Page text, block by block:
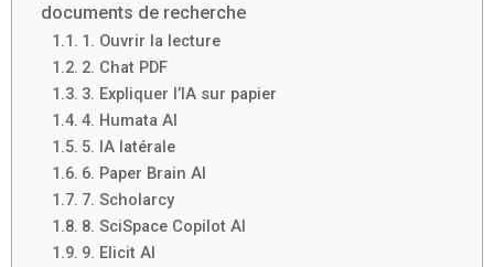
documents de recherche
1. Ouvrir la lecture
2. Chat PDF
3. Expliquer l’IA sur papier
4. Humata AI
5. IA latérale
6. Paper Brain AI
7. Scholarcy
8. SciSpace Copilot AI
9. Elicit AI